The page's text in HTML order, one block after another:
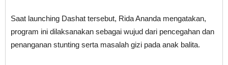
Saat launching Dashat tersebut, Rida Ananda mengatakan,
program ini dilaksanakan sebagai wujud dari pencegahan dan
penanganan stunting serta masalah gizi pada anak balita.